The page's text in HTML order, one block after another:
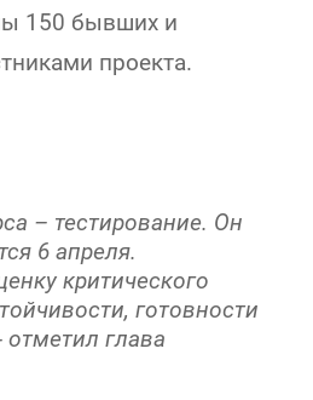
150 бывших и
проекта.
– тестирование. Он
6 апреля.
критического
готовности
отметил глава